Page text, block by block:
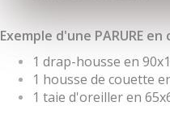
Exemple d'une PARURE
1 drap-housse en
1 housse de couette
1 taie d'oreiller en